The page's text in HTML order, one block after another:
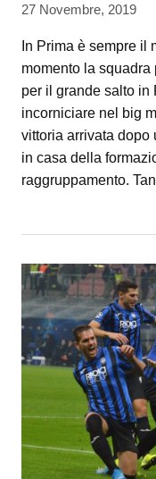
27 Novembre, 2019
In Prima è sempre il
momento la
per il grande salto in
incorniciare nel big
vittoria arrivata dopo
in casa della
raggruppamento.